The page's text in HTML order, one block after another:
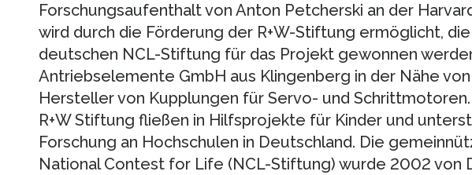
Forschungsaufenthalt von Anton Petcherski an der
wird durch die Förderung der R+W-Stiftung ermöglicht,
deutschen NCL-Stiftung für das Projekt gewonnen
Antriebselemente GmbH aus Klingenberg in der Nähe
Hersteller von Kupplungen für Servo- und
R+W Stiftung fließen in Hilfsprojekte für Kinder und
Forschung an Hochschulen in Deutschland. Die
National Contest for Life (NCL-Stiftung) wurde 2002 von